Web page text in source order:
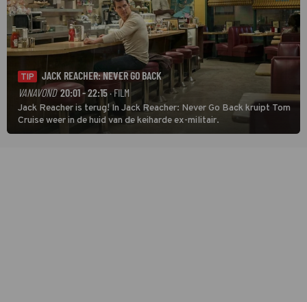
TIP
JACK REACHER: NEVER GO BACK
VANAVOND 20:01 - 22:15· FILM
Jack Reacher is terug! In Jack Reacher: Never Go Back kruipt Tom
Cruise weer in de huid van de keiharde ex-militair.